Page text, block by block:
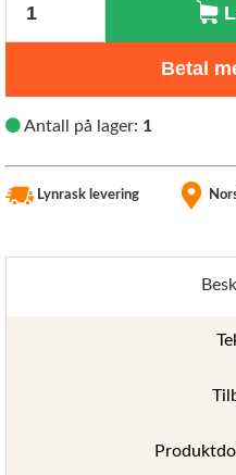
Betal
Antall på lager: 1
Lynrask levering